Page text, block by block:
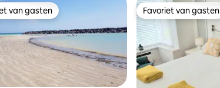
van gasten
van gasten Favoriet van gasten
Favoriet van gasten